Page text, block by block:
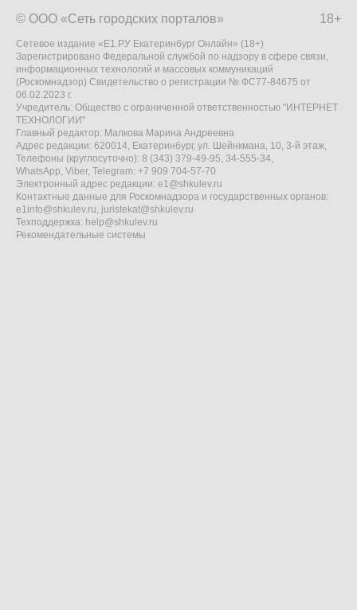
18+
© ООО «Сеть городских порталов»
Сетевое издание «Е1.РУ Екатеринбург Онлайн» (18+)
Зарегистрировано Федеральной службой по надзору в сфере связи,
информационных технологий и массовых коммуникаций
(Роскомнадзор) Свидетельство о регистрации № ФС77-84675 от
06.02.2023 г.
Учредитель: Общество с ограниченной ответственностью "ИНТЕРНЕТ
ТЕХНОЛОГИИ"
Главный редактор: Малкова Марина Андреевна
Адрес редакции: 620014, Екатеринбург, ул. Шейнкмана, 10, 3-й этаж,
Телефоны (круглосуточно): 8 (343) 379-49-95, 34-555-34,
WhatsApp, Viber, Telegram: +7 909 704-57-70
Электронный адрес редакции: e1@shkulev.ru
Контактные данные для Роскомнадзора и государственных органов:
e1info@shkulev.ru, juristekat@shkulev.ru
Техподдержка: help@shkulev.ru
Рекомендательные системы